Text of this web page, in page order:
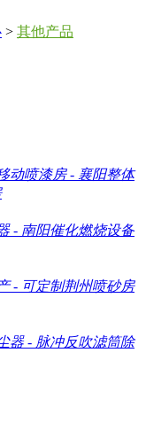
> 其他产品
动喷漆房 - 襄阳整体
- 南阳催化燃烧设备
- 可定制荆州喷砂房
器 - 脉冲反吹滤筒除